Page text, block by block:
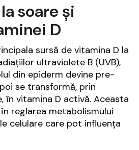
soare și
D
sursă de vitamina D la
ultraviolete B (UVB),
din epiderm devine pre-
se transformă, prin
în vitamina D activă. Aceasta
reglarea metabolismului
celulare care pot influența